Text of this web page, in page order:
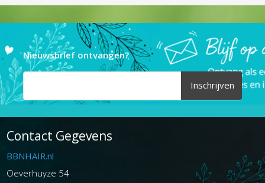
Nieuwsbrief ontvangen?
Inschrijven
Contact Gegevens
BBNHAIR.nl
Oeverhuyze 54